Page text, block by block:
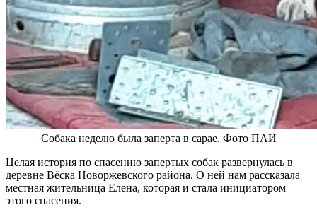
Собака неделю была заперта в сарае. Фото ПАИ
Целая история по спасению запертых собак развернулась в
деревне Вёска Новоржевского района. О ней нам рассказала
местная жительница Елена, которая и стала инициатором
этого спасения.